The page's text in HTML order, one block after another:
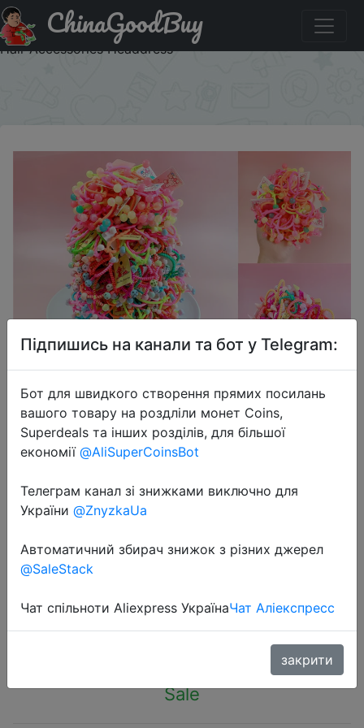
Придбати 10/20/30PCS Girl Cute Colorful Cartoon Hair
Ties Sweet Elastic Hair Rope For Baby Elastic Rubber Band
Hair Accessories Headdress
ChinaGoodBuy
10/20/30PCS Girl Cute Colorful
Cartoon Hair Ties Sweet Elastic Hair
Rope For Baby Elastic Rubber Band
Hair Accessories Headdress
$0.6
Sale
Підпишись на канали та бот у Telegram:
Бот для швидкого створення прямих посилань
вашого товару на роздліли монет Coins,
Superdeals та інших розділів, для більшої
економії @AliSuperCoinsBot
Телеграм канал зі знижками виключно для
України @ZnyzkaUa
Автоматичний збирач знижок з різних джерел
@SaleStack
Чат спільноти Aliexpress УкраїнаЧат Аліекспресс
закрити